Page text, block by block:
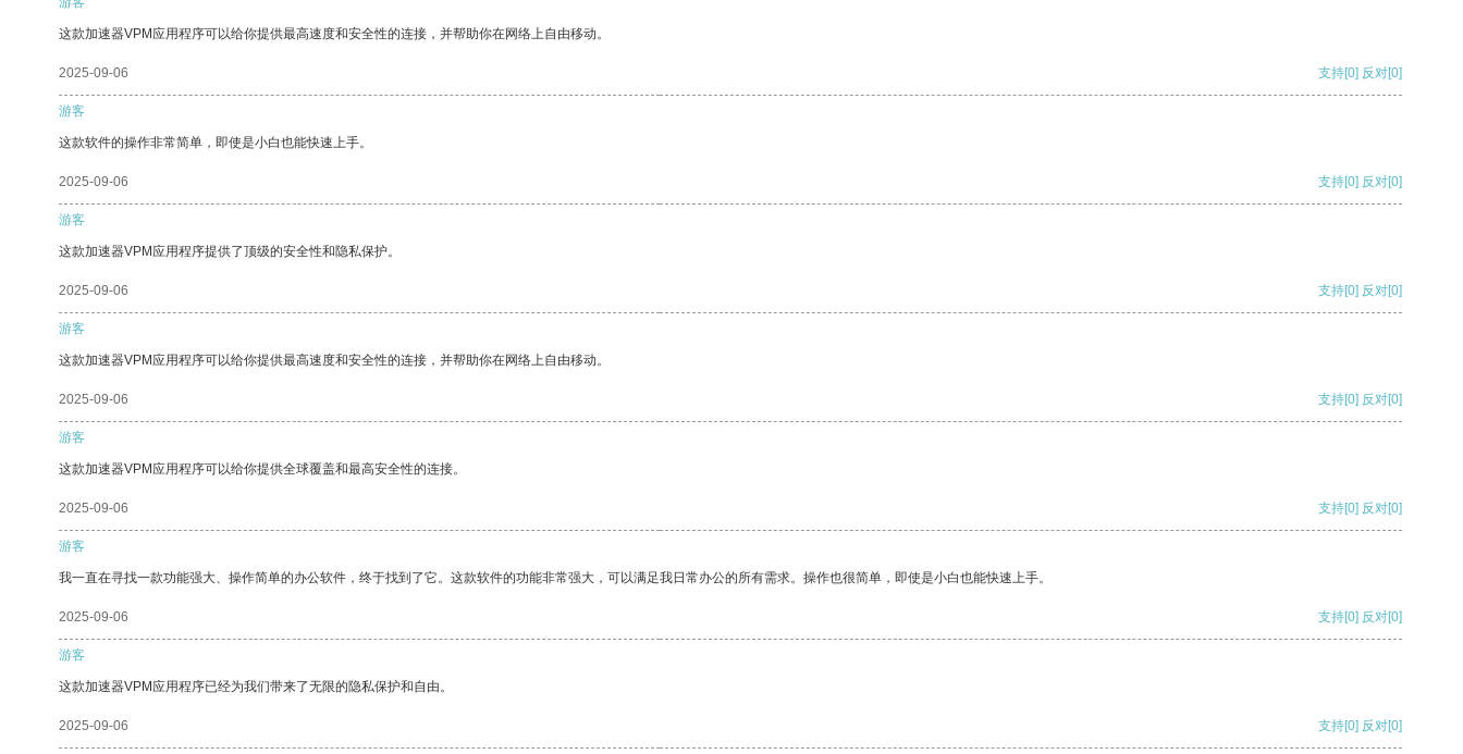
这款加速器VPM应用程序可以给你提供最高速度和安全性的连接，并帮助你在网络上自由移动。
2025-09-06 支持[0] 反对[0]
游客
这款软件的操作非常简单，即使是小白也能快速上手。
2025-09-06 支持[0] 反对[0]
游客
这款加速器VPM应用程序提供了顶级的安全性和隐私保护。
2025-09-06 支持[0] 反对[0]
游客
这款加速器VPM应用程序可以给你提供最高速度和安全性的连接，并帮助你在网络上自由移动。
2025-09-06 支持[0] 反对[0]
游客
这款加速器VPM应用程序可以给你提供全球覆盖和最高安全性的连接。
2025-09-06 支持[0] 反对[0]
游客
我一直在寻找一款功能强大、操作简单的办公软件，终于找到了它。这款软件的功能非常强大，可以满足我日常办公的所有需求。操作也很简单，即使是小白也能快速上手。
2025-09-06 支持[0] 反对[0]
游客
这款加速器VPM应用程序已经为我们带来了无限的隐私保护和自由。
2025-09-06 支持[0] 反对[0]